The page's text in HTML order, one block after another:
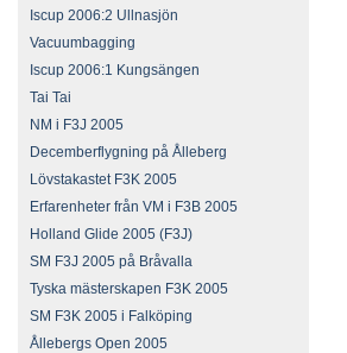
Iscup 2006:2 Ullnasjön
Vacuumbagging
Iscup 2006:1 Kungsängen
Tai Tai
NM i F3J 2005
Decemberflygning på Ålleberg
Lövstakastet F3K 2005
Erfarenheter från VM i F3B 2005
Holland Glide 2005 (F3J)
SM F3J 2005 på Bråvalla
Tyska mästerskapen F3K 2005
SM F3K 2005 i Falköping
Ållebergs Open 2005